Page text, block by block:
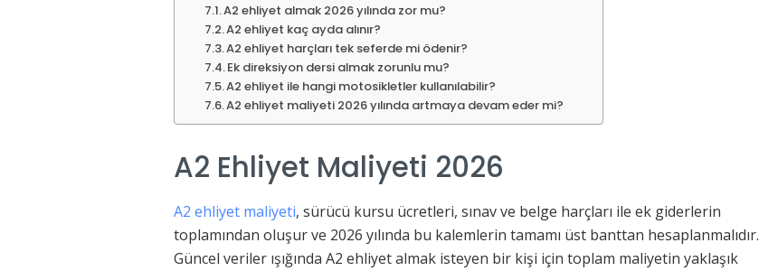
A2 ehliyet almak 2026 yılında zor mu?
A2 ehliyet kaç ayda alınır?
A2 ehliyet harçları tek seferde mi ödenir?
Ek direksiyon dersi almak zorunlu mu?
A2 ehliyet ile hangi motosikletler kullanılabilir?
A2 ehliyet maliyeti 2026 yılında artmaya devam eder mi?
A2 Ehliyet Maliyeti 2026
A2 ehliyet maliyeti, sürücü kursu ücretleri, sınav ve belge harçları ile ek giderlerin
toplamından oluşur ve 2026 yılında bu kalemlerin tamamı üst banttan hesaplanmalıdır.
Güncel veriler ışığında A2 ehliyet almak isteyen bir kişi için toplam maliyetin yaklaşık